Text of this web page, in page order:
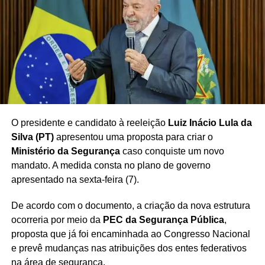
apresentada no contexto do evento.
O Estádio Municipal 1º de Maio, conhecido pela ligação
histórica com os movimentos trabalhistas do ABC, deverá
servir novamente como cenário para uma importante
manifestação política relacionada à trajetória de Lula.
Redação Saiba+
O presidente e candidato à reeleição Luiz Inácio Lula da
Silva (PT)apresentou uma proposta para criar o
Ministério da Segurançacaso conquiste um novo
mandato. A medida consta no plano de governo
apresentado na sexta-feira (7).
De acordo com o documento, a criação da nova estrutura
ocorreria por meio da PEC da Segurança Pública,
proposta que já foi encaminhada ao Congresso Nacional
e prevê mudanças nas atribuições dos entes federativos
na área de segurança.